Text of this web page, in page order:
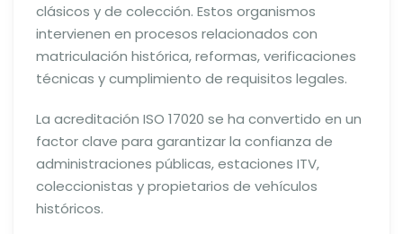
clásicos y de colección. Estos organismos
intervienen en procesos relacionados con
matriculación histórica, reformas, verificaciones
técnicas y cumplimiento de requisitos legales.
La acreditación ISO 17020 se ha convertido en un
factor clave para garantizar la confianza de
administraciones públicas, estaciones ITV,
coleccionistas y propietarios de vehículos
históricos.